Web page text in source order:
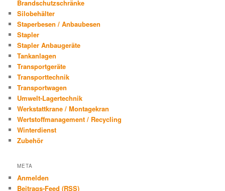
Brandschutzschränke
Silobehälter
Staperbesen / Anbaubesen
Stapler
Stapler Anbaugeräte
Tankanlagen
Transportgeräte
Transporttechnik
Transportwagen
Umwelt-Lagertechnik
Werkstattkrane / Montagekran
Wertstoffmanagement / Recycling
Winterdienst
Zubehör
META
Anmelden
Beitrags-Feed (RSS)